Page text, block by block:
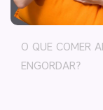
O QUE COMER
ENGORDAR?